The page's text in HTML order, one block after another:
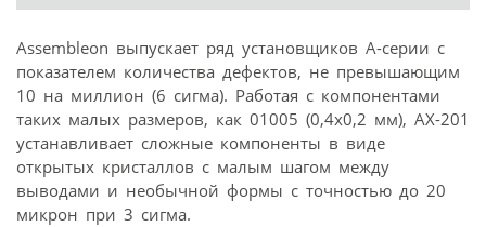
Assembleon выпускает ряд установщиков А-серии с
показателем количества дефектов, не превышающим
10 на миллион (6 сигма). Работая с компонентами
таких малых размеров, как 01005 (0,4х0,2 мм), АХ-201
устанавливает сложные компоненты в виде
открытых кристаллов с малым шагом между
выводами и необычной формы с точностью до 20
микрон при 3 сигма.